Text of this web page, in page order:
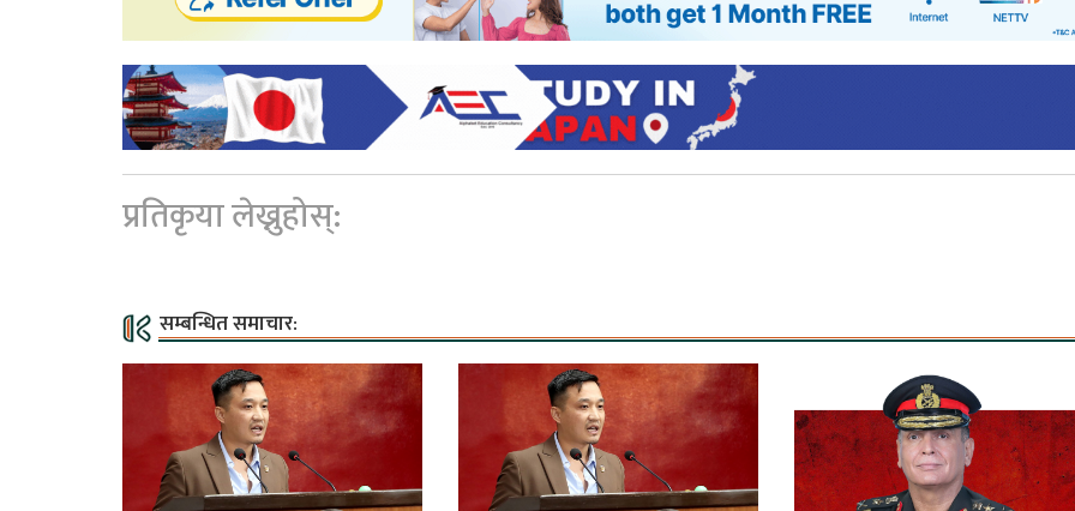
प्रतिकृया लेख्नुहोस्:
सम्बन्धित समाचार: